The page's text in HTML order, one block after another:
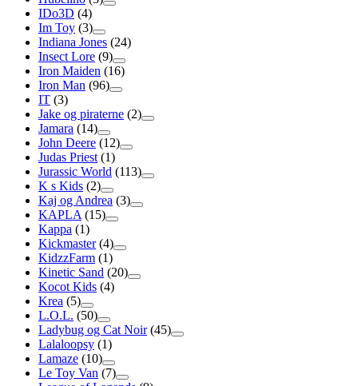
IDo3D (4)
Im Toy (3)
Indiana Jones (24)
Insect Lore (9)
Iron Maiden (16)
Iron Man (96)
IT (3)
Jake og piraterne (2)
Jamara (14)
John Deere (12)
Judas Priest (1)
Jurassic World (113)
K s Kids (2)
Kaj og Andrea (3)
KAPLA (15)
Kappa (1)
Kickmaster (4)
KidzzFarm (1)
Kinetic Sand (20)
Kocot Kids (4)
Krea (5)
L.O.L. (50)
Ladybug og Cat Noir (45)
Lalaloopsy (1)
Lamaze (10)
Le Toy Van (7)